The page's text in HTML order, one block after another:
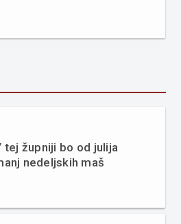
tej župniji bo od julija
nedeljskih maš